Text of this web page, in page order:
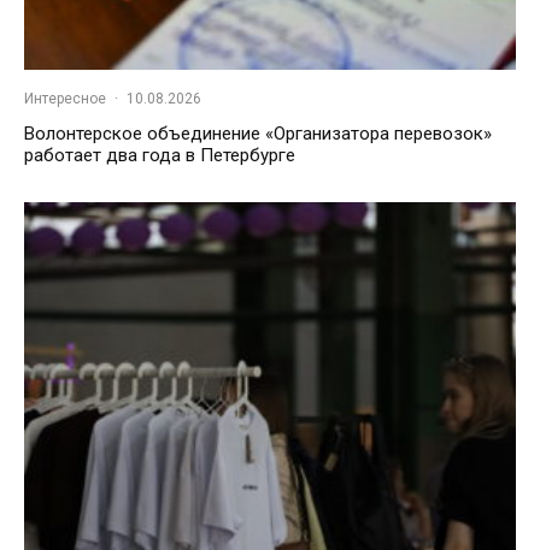
Интересное · 10.08.2026
Волонтерское объединение «Организатора перевозок»
работает два года в Петербурге